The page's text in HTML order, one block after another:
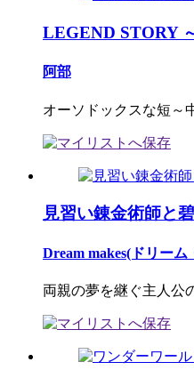
LEGEND STORY
阿部
オーソドックスな短～
見習い錬金術師と
Dream makes(ドリーム
両親の夢を継ぐ主人公